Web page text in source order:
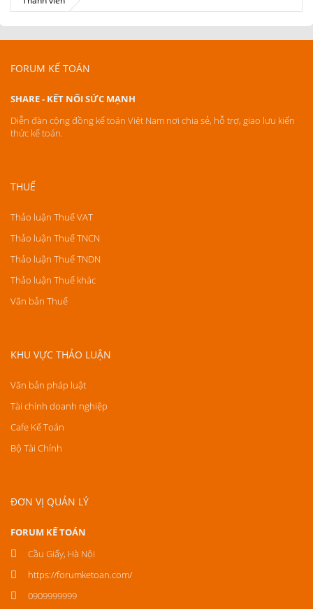
FORUM KẾ TOÁN
SHARE - KẾT NỐI SỨC MẠNH
Diễn đàn cộng đồng kế toán Việt Nam nơi chia sẻ, hỗ trợ, giao lưu kiến
thức kế toán.
THUẾ
Thảo luận Thuế VAT
Thảo luận Thuế TNCN
Thảo luận Thuế TNDN
Thảo luận Thuế khác
Văn bản Thuế
KHU VỰC THẢO LUẬN
Văn bản pháp luật
Tài chính doanh nghiệp
Cafe Kế Toán
Bộ Tài Chính
ĐƠN VỊ QUẢN LÝ
FORUM KẾ TOÁN
Cầu Giấy, Hà Nội
https://forumketoan.com/
0909999999